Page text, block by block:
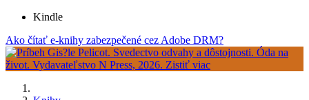
Kindle
Ako čítať e-knihy zabezpečené cez Adobe DRM?